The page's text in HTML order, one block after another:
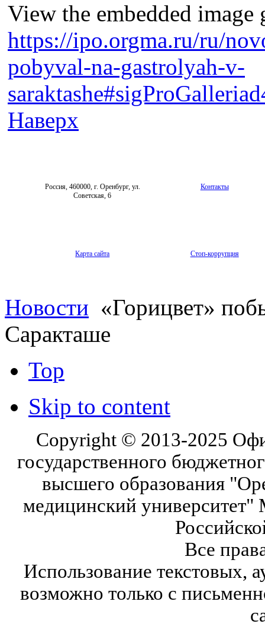
View the embedded
https://ipo.orgma.ru/ru/
pobyval-na-gastrolyah-v-
Наверх
Россия, 460000, г. Оренбург, ул.
Советская, 6
Контакты
Карта сайта Стоп-коррупция
Новости «Горицвет»
Саракташе
Top
Skip to content
Copyright © 2013-2025
государственного
высшего образования
медицинский университет"
Все
Использование текстовых,
возможно только с